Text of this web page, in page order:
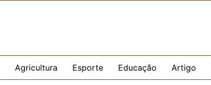
Agricultura Esporte Educação Artigo